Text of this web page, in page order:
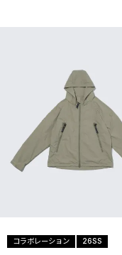
コラボレーション 26SS